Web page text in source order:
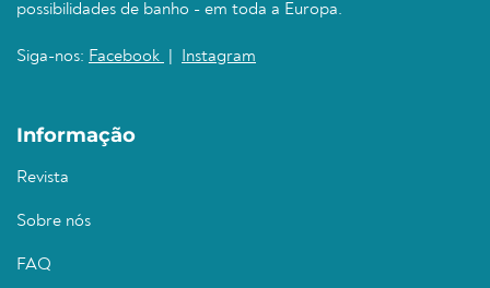
possibilidades de banho - em toda a Europa.
Siga-nos: Facebook Instagram
Informação
Revista
Sobre nós
FAQ